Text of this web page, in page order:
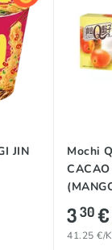
JIN
Mochi
330€
41.25 €/